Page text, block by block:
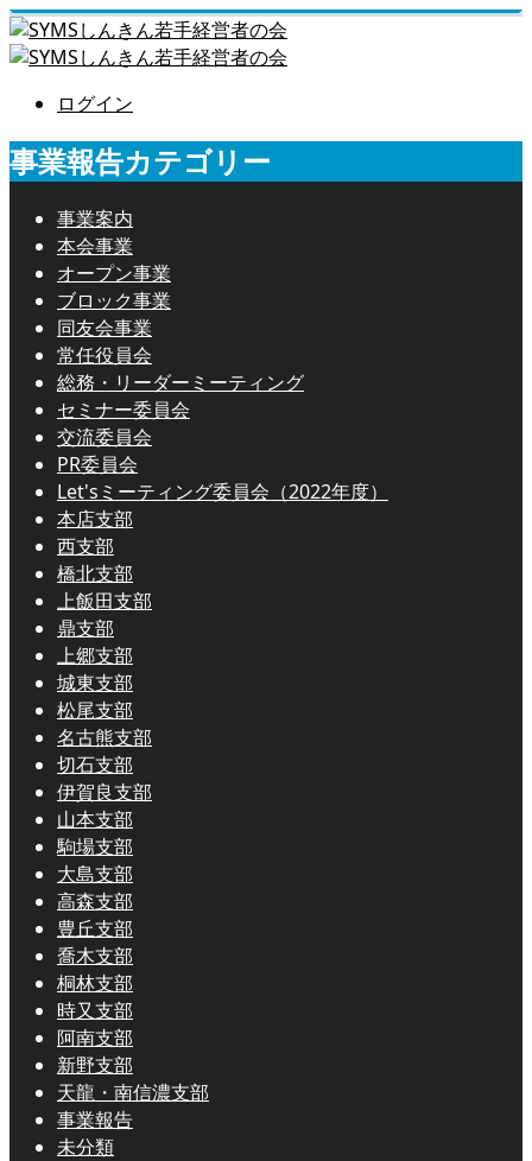
ログイン
事業報告カテゴリー
事業案内
本会事業
オープン事業
ブロック事業
同友会事業
常任役員会
総務・リーダーミーティング
セミナー委員会
交流委員会
PR委員会
Let'sミーティング委員会（2022年度）
本店支部
西支部
橋北支部
上飯田支部
鼎支部
上郷支部
城東支部
松尾支部
名古熊支部
切石支部
伊賀良支部
山本支部
駒場支部
大島支部
高森支部
豊丘支部
喬木支部
桐林支部
時又支部
阿南支部
新野支部
天龍・南信濃支部
事業報告
未分類